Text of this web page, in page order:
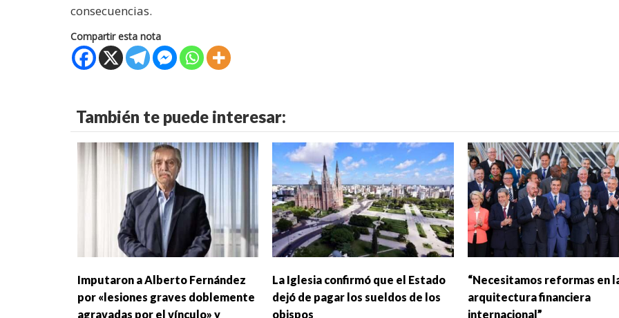
consecuencias.
Compartir esta nota
También te puede interesar:
Imputaron a Alberto Fernández
por «lesiones graves doblemente
agravadas por el vínculo» y
La Iglesia confirmó que el Estado
dejó de pagar los sueldos de los
obispos
“Necesitamos reformas en
arquitectura financiera
internacional”